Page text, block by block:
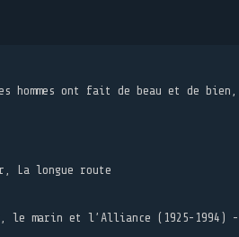
hommes ont fait de beau et de
La longue route
le marin et l’Alliance (1925-1994) -